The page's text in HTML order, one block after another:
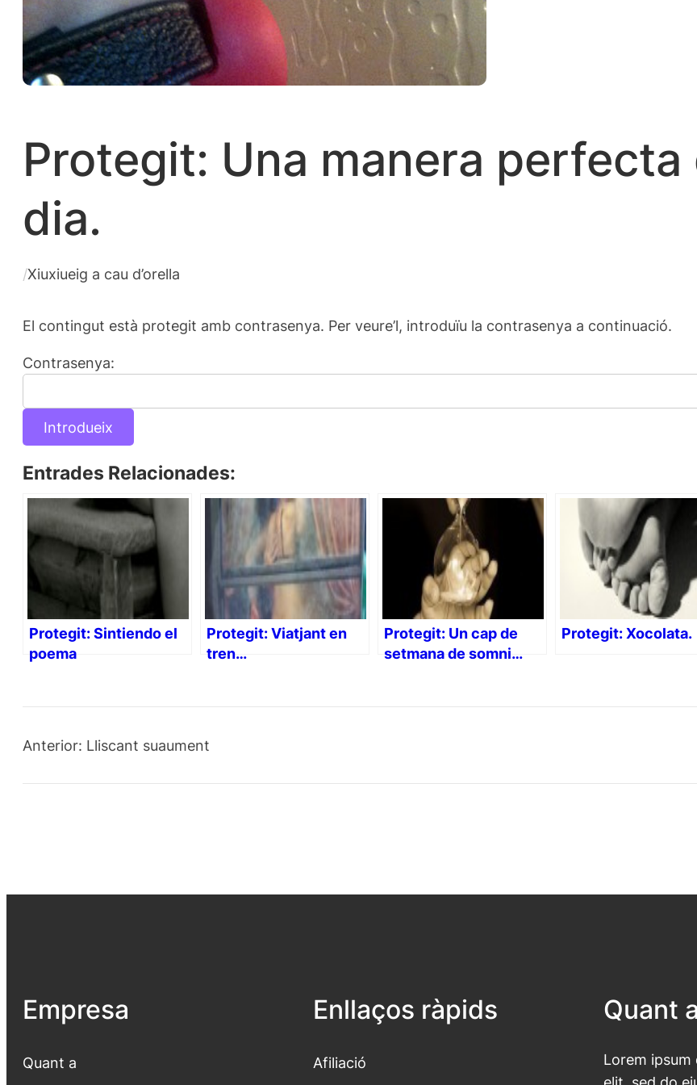
Protegit: Una manera
dia.
/Xiuxiueig a cau d’orella
El contingut està protegit amb contrasenya. Per veure’l, introduïu la contrasenya a continuació.
Contrasenya:
Entrades Relacionades:
Protegit: Sintiendo el
poema
Protegit: Viatjant en
tren…
Protegit: Un cap de
setmana de somni…
Protegit: Xocolata.
Anterior: Lliscant suaument
Empresa
Quant a
Enllaços ràpids
Afiliació
Quant a
Lorem